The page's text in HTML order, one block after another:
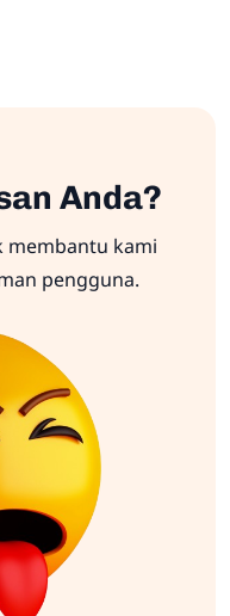
Anda?
membantu kami
pengguna.